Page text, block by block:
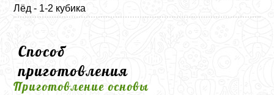
Лёд - 1-2 кубика
Способ
приготовления
Приготовление основы